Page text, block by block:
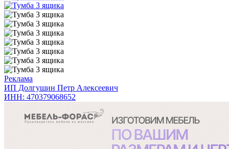
Реклама
ИП Долгушин Петр Алексеевич
ИНН: 470379068652